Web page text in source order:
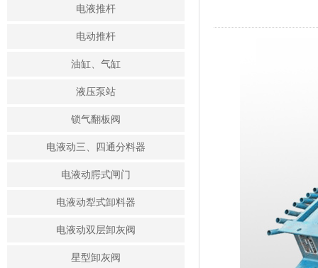
电液推杆
电动推杆
油缸、气缸
液压泵站
锁气翻板阀
电液动三、四通分料器
电液动腭式闸门
电液动犁式卸料器
电液动双层卸灰阀
星型卸灰阀